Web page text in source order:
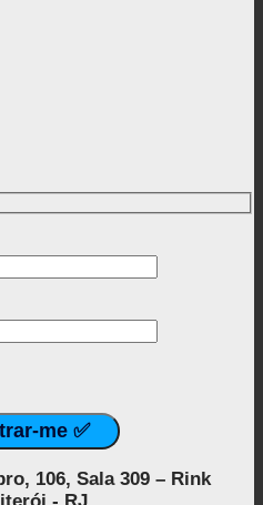
106, Sala 309 – Rink